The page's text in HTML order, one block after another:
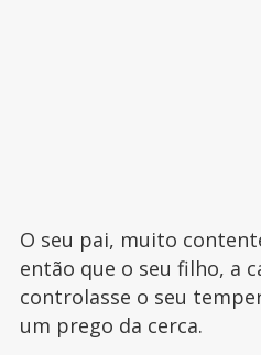
O seu pai, muito
então que o seu filho, a
controlasse o seu
um prego da cerca.